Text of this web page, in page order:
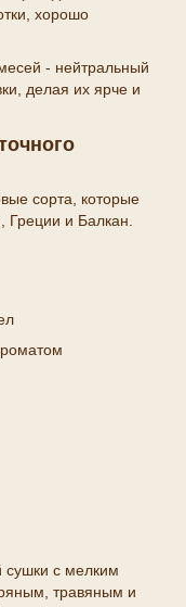
хорошо
- нейтральный
делая их ярче и
сорта, которые
Греции и Балкан.
сушки с мелким
травяным и